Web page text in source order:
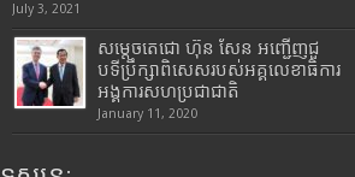
July 3, 2021
សម្តេចតេជោ ហ៊ុន សែន អញ្ជើញជួ
បទីប្រឹក្សាពិសេសរបស់អគ្គលេខាធិការ
អង្គការសហប្រជាជាតិ
January 11, 2020